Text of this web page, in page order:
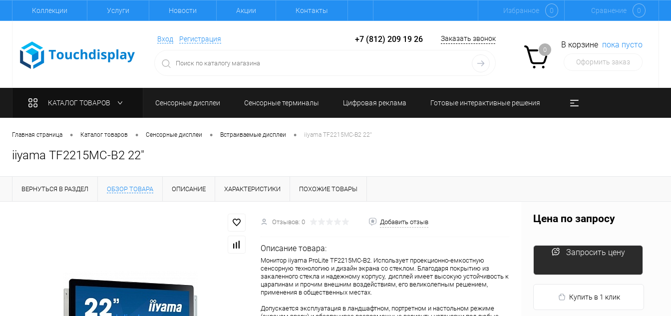
Коллекции Услуги Новости Акции Контакты Избранное 0 Сравнение 0
Вход Регистрация +7 (812) 209 19 26 Заказать звонок
0
В корзине пока пусто
Оформить заказ
КАТАЛОГ ТОВАРОВ Сенсорные дисплеи Сенсорные терминалы Цифровая реклама Готовые интерактивные решения
Главная страница • Каталог товаров • Сенсорные дисплеи • Встраиваемые дисплеи • iiyama TF2215MC-B2 22"
iiyama TF2215MC-B2 22"
ВЕРНУТЬСЯ В РАЗДЕЛ ОБЗОР ТОВАРА ОПИСАНИЕ ХАРАКТЕРИСТИКИ ПОХОЖИЕ ТОВАРЫ
Отзывов: 0 Добавить отзыв
Описание товара:
Монитор iiyama ProLite TF2215MC-B2. Использует проекционно-емкостную
сенсорную технологию и дизайн экрана со стеклом. Благодаря покрытию из
закаленного стекла и надежному корпусу, дисплей имеет высокую устойчивость к
царапинам и прочим внешним воздействиям, его великолепным решением,
применения в общественных местах.
Допускается эксплуатация в ландшафтном, портретном и настольном режиме
Цена по запросу
Запросить цену
Купить в 1 клик